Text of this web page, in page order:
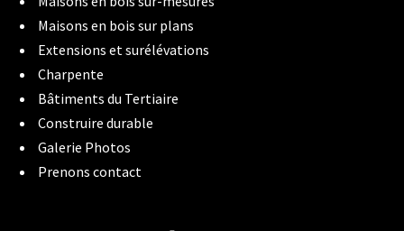
Maisons en bois sur plans
Extensions et surélévations
Charpente
Bâtiments du Tertiaire
Construire durable
Galerie Photos
Prenons contact